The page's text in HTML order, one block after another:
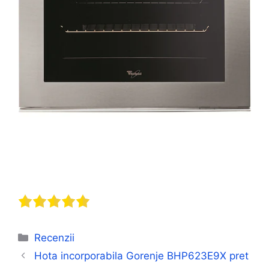
Categorii
Recenzii
Hota incorporabila Gorenje BHP623E9X pret